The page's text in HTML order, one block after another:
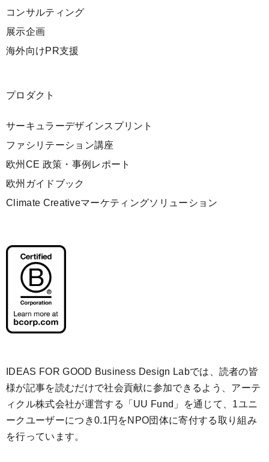
コンサルティング
展示企画
海外向けPR支援
プロダクト
サーキュラーデザインスプリント
ファシリテーション講座
欧州CE 政策・事例レポート
欧州ガイドブック
Climate Creativeマーケティングソリューション
IDEAS FOR GOOD Business Design Labでは、読者の皆
様が記事を読むだけで社会貢献に参加できるよう、アーテ
ィクル株式会社が運営する「 UU Fund 」を通じて、1ユニ
ークユーザーにつき0.1円をNPO団体に寄付する取り組み
を行っています。